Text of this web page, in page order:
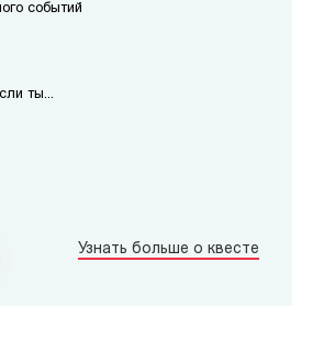
событий
ты...
Узнать больше о квесте